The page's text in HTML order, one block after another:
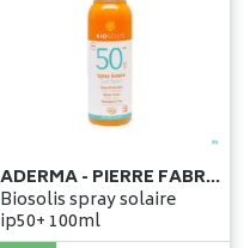
ADERMA - PIERRE FABRE BENELUX
Biosolis spray solaire
ip50+ 100ml